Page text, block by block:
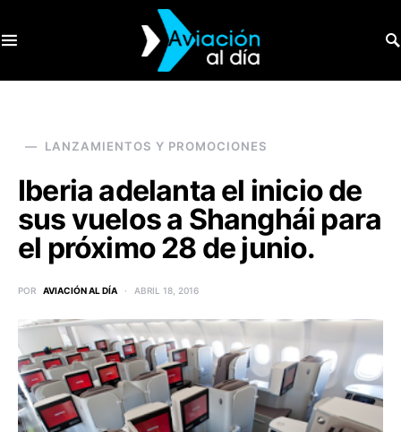
LANZAMIENTOS Y PROMOCIONES
Iberia adelanta el inicio de
sus vuelos a Shanghái para
el próximo 28 de junio.
POR AVIACIÓN AL DÍA ABRIL 18, 2016